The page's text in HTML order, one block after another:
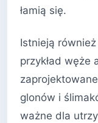
łamią się.
Istnieją
przykład węże
glonów i
ważne dla